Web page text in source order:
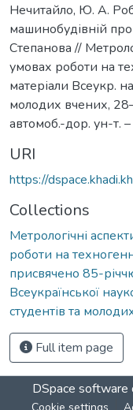
Нечитайло, Ю. А.
машинобудівній
Степанова //
умовах роботи на
матеріали Всеукр.
молодих вчених,
автомоб.-дор. ун-т.
URI
https://
Collections
Метрологічні
роботи на
присвячено 85-
Всеукраїнської
студентів та
Full item page
DSpace software